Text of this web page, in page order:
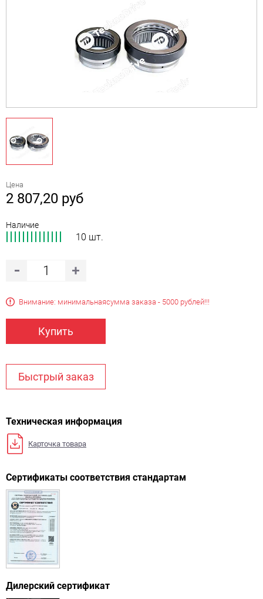
Цена
2 807,20 руб
Наличие
10 шт.
Внимание: минимальнаясумма заказа - 5000 рублей!!!
Купить
Быстрый заказ
Техническая информация
Карточка товара
Сертификаты соответствия стандартам
Дилерский сертификат